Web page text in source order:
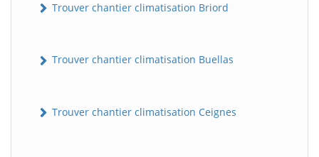
Trouver chantier climatisation Briord
Trouver chantier climatisation Buellas
Trouver chantier climatisation Ceignes